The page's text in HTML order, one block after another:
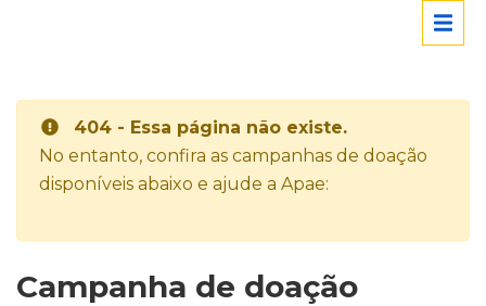
404 - Essa página não existe.
No entanto, confira as campanhas de doação
disponíveis abaixo e ajude a Apae:
Campanha de doação